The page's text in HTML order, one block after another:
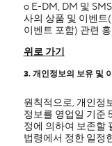
ο E-DM, DM 및
사의 상품 및 이벤트
이벤트 포함) 관련
위로 가기
3. 개인정보의 보유 및
원칙적으로, 개인정
정보를 영업일 기준
정에 의하여 보존할
법령에서 정한 일정